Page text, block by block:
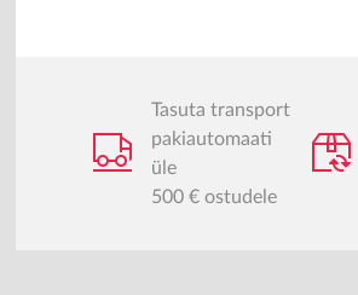
Tasuta transport
pakiautomaati
üle
500 € ostudele